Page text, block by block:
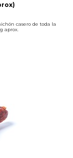
casero de toda la
aprox.